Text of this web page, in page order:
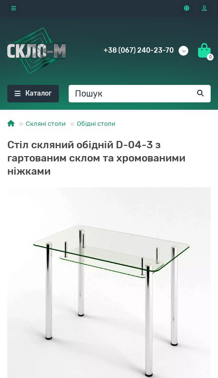
+38 (067) 240-23-70
0
Каталог
Скляні столи Обідні столи
Стіл скляний обідній D-04-3 з
гартованим склом та хромованими
ніжками